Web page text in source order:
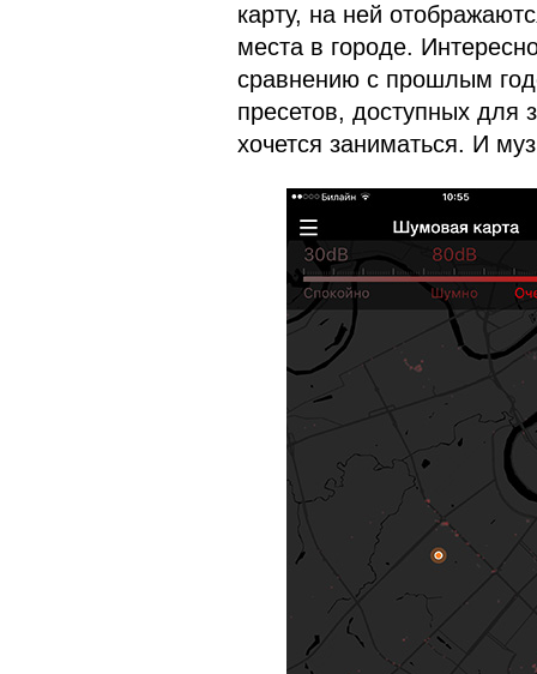
карту, на ней
места в городе.
сравнению с прошлым
пресетов, доступных для
хочется заниматься. И